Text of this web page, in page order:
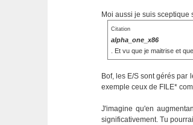
Moi aussi je suis
Citation
alpha_one_x86
. Et vu que je maitrise et
Bof, les E/S sont gérés par
exemple ceux de FILE*
J'imagine qu'en
significativement. Tu